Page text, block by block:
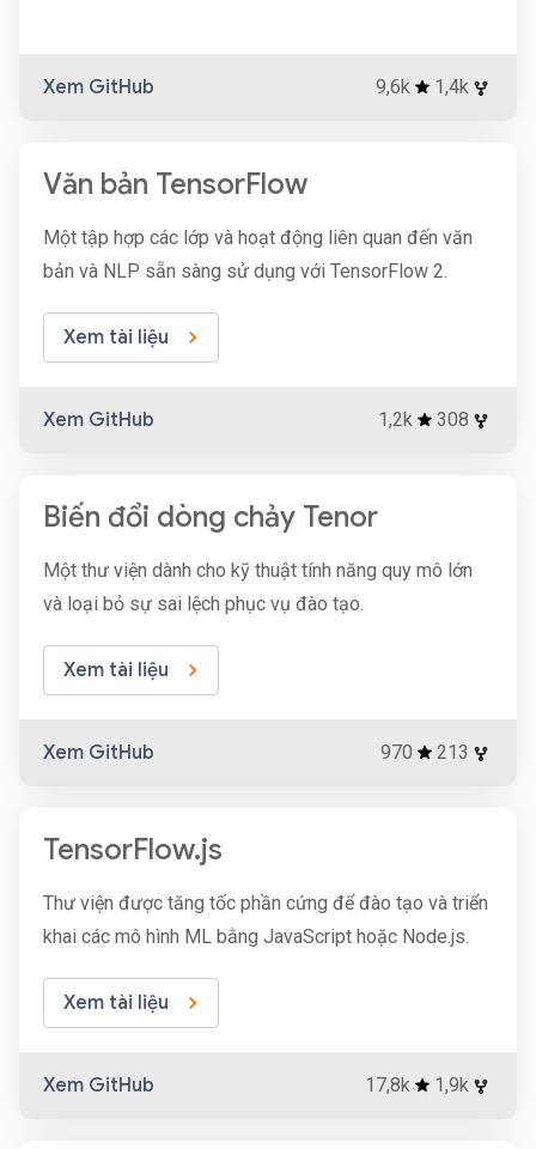
Xem GitHub 9,6k 1,4k
Văn bản TensorFlow
Một tập hợp các lớp và hoạt động liên quan đến văn
bản và NLP sẵn sàng sử dụng với TensorFlow 2.
Xem tài liệu
Xem GitHub 1,2k 308
Biến đổi dòng chảy Tenor
Một thư viện dành cho kỹ thuật tính năng quy mô lớn
và loại bỏ sự sai lệch phục vụ đào tạo.
Xem tài liệu
Xem GitHub 970 213
TensorFlow.js
Thư viện được tăng tốc phần cứng để đào tạo và triển
khai các mô hình ML bằng JavaScript hoặc Node.js.
Xem tài liệu
Xem GitHub 17,8k 1,9k